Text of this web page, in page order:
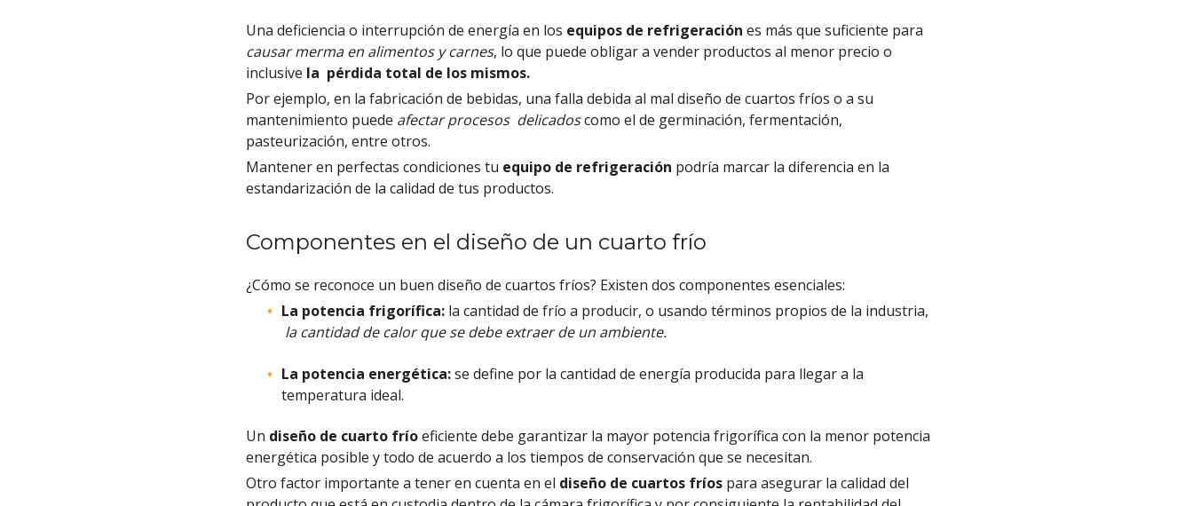
Una deficiencia o interrupción de energía en los equipos de refrigeración es más que suficiente para
causar merma en alimentos y carnes, lo que puede obligar a vender productos al menor precio o
inclusive la pérdida total de los mismos.
Por ejemplo, en la fabricación de bebidas, una falla debida al mal diseño de cuartos fríos o a su
mantenimiento puede afectar procesos delicadoscomo el de germinación, fermentación,
pasteurización, entre otros.
Mantener en perfectas condiciones tu equipo de refrigeración podría marcar la diferencia en la
estandarización de la calidad de tus productos.
Componentes en el diseño de un cuarto frío
¿Cómo se reconoce un buen diseño de cuartos fríos? Existen dos componentes esenciales:
La potencia frigorífica: la cantidad de frío a producir, o usando términos propios de la industria,
la cantidad de calor que se debe extraer de un ambiente.
La potencia energética:se define por la cantidad de energía producida para llegar a la
temperatura ideal.
Un diseño de cuarto fríoeficiente debe garantizar la mayor potencia frigorífica con la menor potencia
energética posible y todo de acuerdo a los tiempos de conservación que se necesitan.
Otro factor importante a tener en cuenta en el diseño de cuartos fríos para asegurar la calidad del